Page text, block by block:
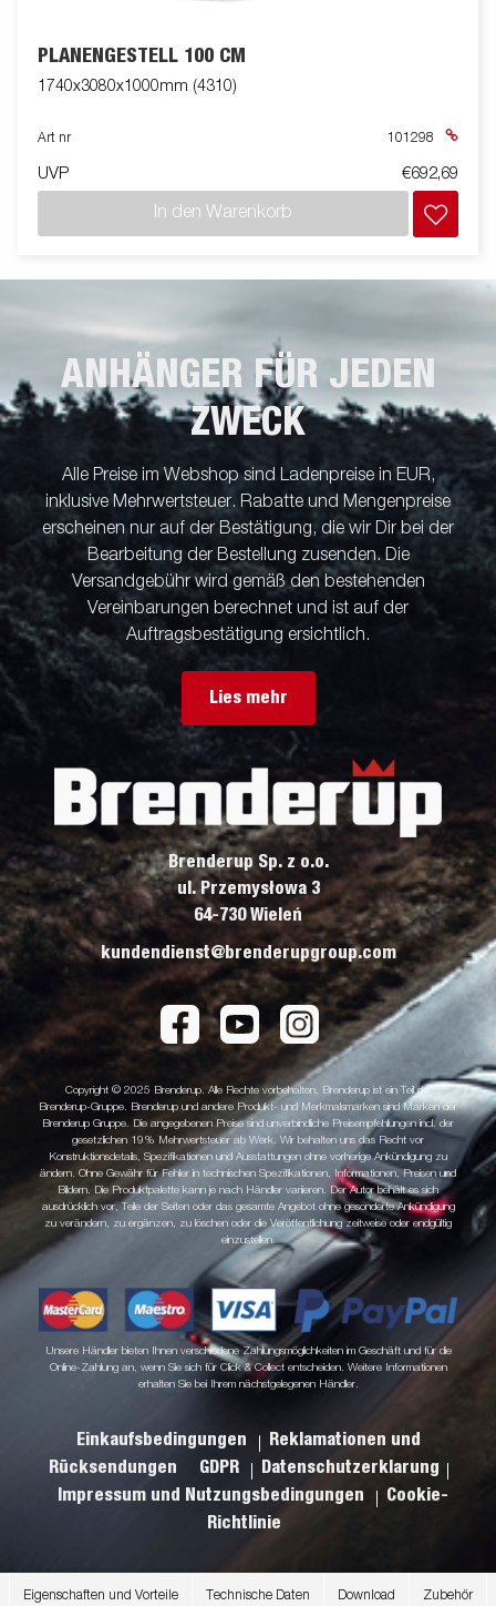
Eigenschaften und Vorteile Technische Daten Download Zubehör
PLANENGESTELL 100 CM
1740x3080x1000mm (4310)
Art nr 101298
UVP €692,69
In den Warenkorb
ANHÄNGER FÜR JEDEN
ZWECK
Alle Preise im Webshop sind Ladenpreise in EUR,
inklusive Mehrwertsteuer. Rabatte und Mengenpreise
erscheinen nur auf der Bestätigung, die wir Dir bei der
Bearbeitung der Bestellung zusenden. Die
Versandgebühr wird gemäß den bestehenden
Vereinbarungen berechnet und ist auf der
Auftragsbestätigung ersichtlich.
Lies mehr
Brenderup Sp. z o.o.
ul. Przemysłowa 3
64-730 Wieleń
kundendienst@brenderupgroup.com
Copyright © 2025 Brenderup. Alle Rechte vorbehalten. Brenderup ist ein Teil der
Brenderup-Gruppe. Brenderup und andere Produkt- und Merkmalsmarken sind Marken der
Brenderup Gruppe. Die angegebenen Preise sind unverbindliche Preisempfehlungen incl. der
gesetzlichen 19% Mehrwertsteuer ab Werk. Wir behalten uns das Recht vor
Konstruktionsdetails, Spezifikationen und Ausstattungen ohne vorherige Ankündigung zu
ändern. Ohne Gewähr für Fehler in technischen Spezifikationen, Informationen, Preisen und
Bildern. Die Produktpalette kann je nach Händler variieren. Der Autor behält es sich
ausdrücklich vor, Teile der Seiten oder das gesamte Angebot ohne gesonderte Ankündigung
zu verändern, zu ergänzen, zu löschen oder die Veröffentlichung zeitweise oder endgültig
einzustellen.
Unsere Händler bieten Ihnen verschiedene Zahlungsmöglichkeiten im Geschäft und für die
Online-Zahlung an, wenn Sie sich für Click & Collect entscheiden. Weitere Informationen
erhalten Sie bei Ihrem nächstgelegenen Händler.
Einkaufsbedingungen
Reklamationen und
Rücksendungen
GDPR
Datenschutzerklarung
Impressum und Nutzungsbedingungen
Cookie-
Richtlinie